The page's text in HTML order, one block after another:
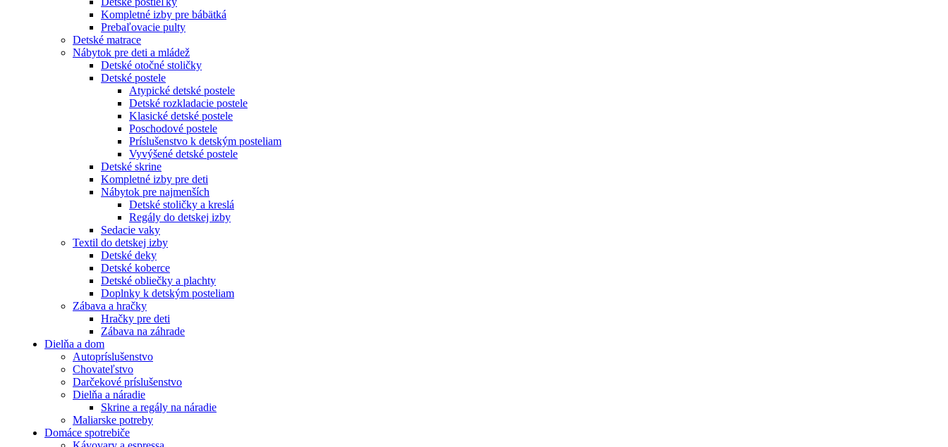
Kompletné izby pre bábätká
Prebaľovacie pulty
Detské matrace
Nábytok pre deti a mládež
Detské otočné stoličky
Detské postele
Atypické detské postele
Detské rozkladacie postele
Klasické detské postele
Poschodové postele
Príslušenstvo k detským posteliam
Vyvýšené detské postele
Detské skrine
Kompletné izby pre deti
Nábytok pre najmenších
Detské stoličky a kreslá
Regály do detskej izby
Sedacie vaky
Textil do detskej izby
Detské deky
Detské koberce
Detské obliečky a plachty
Doplnky k detským posteliam
Zábava a hračky
Hračky pre deti
Zábava na záhrade
Dielňa a dom
Autopríslušenstvo
Chovateľstvo
Darčekové príslušenstvo
Dielňa a náradie
Skrine a regály na náradie
Maliarske potreby
Domáce spotrebiče